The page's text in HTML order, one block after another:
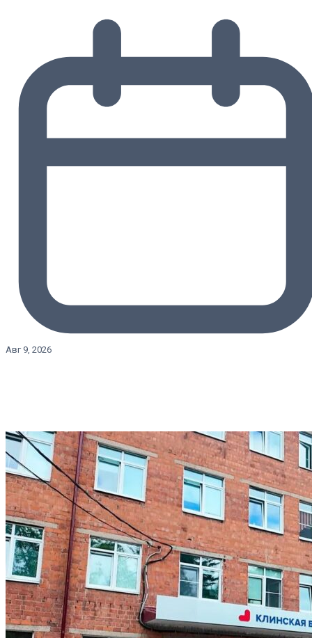
Авг 9, 2026